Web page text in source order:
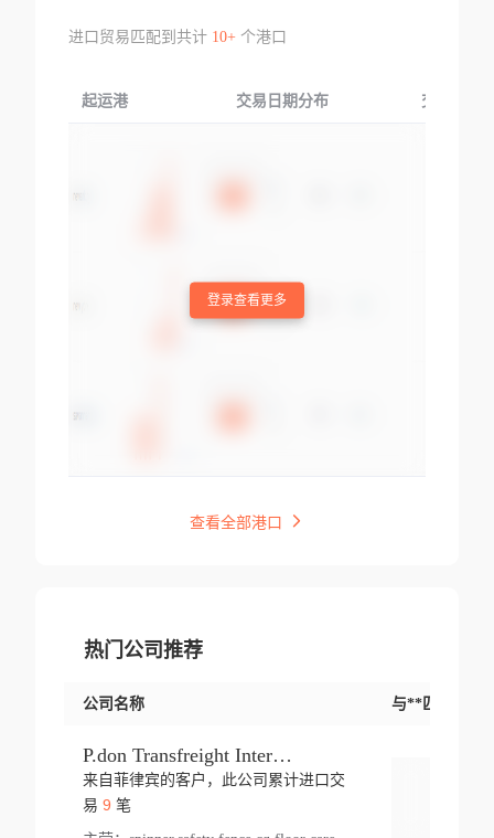
进口贸易匹配到共计 10+个港口
起运港 交易日期分布 交易产品
登录查看更多
查看全部港口
热门公司推荐
公司名称 与**匹配交易
P.don Transfreight International
来自菲律宾的客户，此公司累计进口交
易 9 笔